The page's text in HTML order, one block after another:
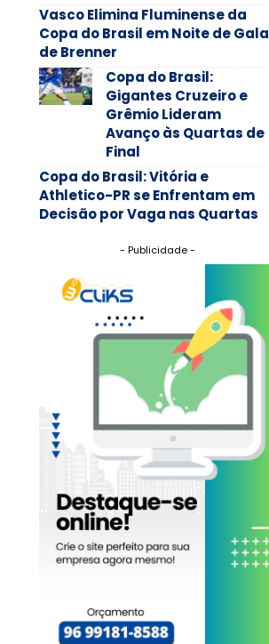
Vasco Elimina Fluminense da
Copa do Brasil em Noite de Gala
de Brenner
Copa do Brasil:
Gigantes Cruzeiro e
Grêmio Lideram
Avanço às Quartas de
Final
Copa do Brasil: Vitória e
Athletico-PR se Enfrentam em
Decisão por Vaga nas Quartas
- Publicidade -